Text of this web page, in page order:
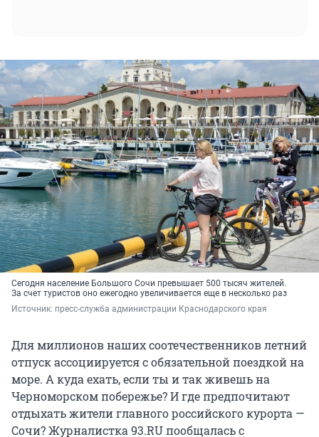
Сегодня население Большого Сочи превышает 500 тысяч жителей.
За счет туристов оно ежегодно увеличивается еще в несколько раз
Источник: пресс-служба администрации Краснодарского края
Для миллионов наших соотечественников летний
отпуск ассоциируется с обязательной поездкой на
море. А куда ехать, если ты и так живешь на
Черноморском побережье? И где предпочитают
отдыхать жители главного российского курорта —
Сочи? Журналистка 93.RU пообщалась с